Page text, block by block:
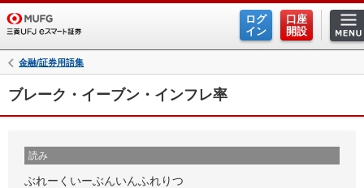
ログ
イン
口座
開設
金融/証券用語集
ブレーク・イーブン・インフレ率
読み
ぶれーくいーぶんいんふれりつ